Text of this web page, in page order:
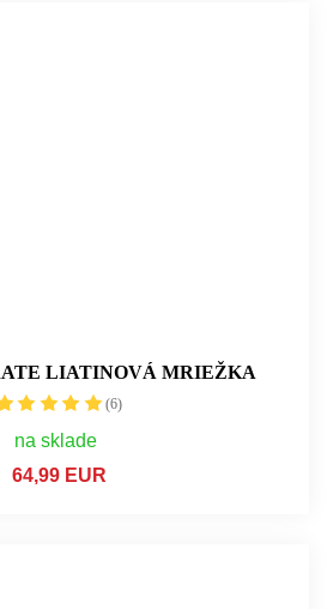
LIATINOVÁ MRIEŽKA
(6)
na sklade
64,99 EUR